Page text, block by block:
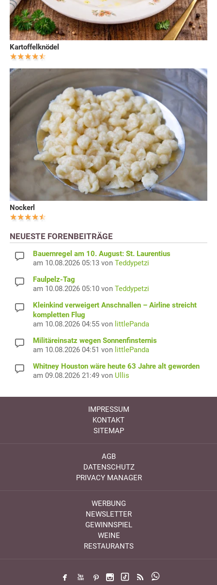
Kartoffelknödel
Nockerl
NEUESTE FORENBEITRÄGE
Bauernregel am 10. August: St. Laurentius
am 10.08.2026 05:13 von Teddypetzi
Faulpelz-Tag
am 10.08.2026 05:10 von Teddypetzi
Kleinkind verweigert Anschnallen – Airline streicht
kompletten Flug
am 10.08.2026 04:55 von littlePanda
Militäreinsatz wegen Sonnenfinsternis
am 10.08.2026 04:51 von littlePanda
Whitney Houston wäre heute 63 Jahre alt geworden
am 09.08.2026 21:49 von Ullis
IMPRESSUM
KONTAKT
SITEMAP
AGB
DATENSCHUTZ
PRIVACY MANAGER
WERBUNG
NEWSLETTER
GEWINNSPIEL
WEINE
RESTAURANTS